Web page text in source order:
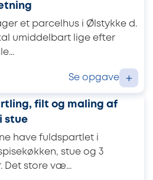
et parcelhus i Ølstykke d.
umiddelbart lige efter
Se opgave +
filt og maling af
stue
have fuldspartlet i
stue og 3
Det store væ...